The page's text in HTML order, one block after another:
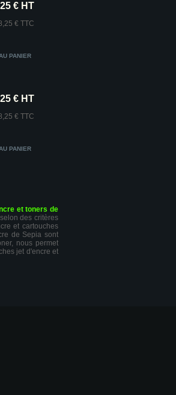
€ HT
€ TTC
€ HT
€ TTC
et toners de
des critères
et cartouches
de Sepia sont
nous permet
jet d'encre et